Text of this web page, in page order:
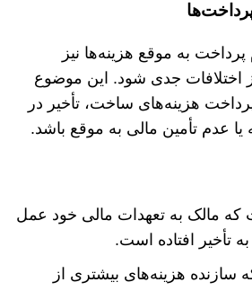
به موقع هزینه‌ها نیز
اختلافات جدی شود. این موضوع
هزینه‌های ساخت، تأخیر در
عدم تأمین مالی به موقع باشد.
که مالک به تعهدات مالی خود عمل
تأخیر افتاده است.
سازنده هزینه‌های بیشتری از